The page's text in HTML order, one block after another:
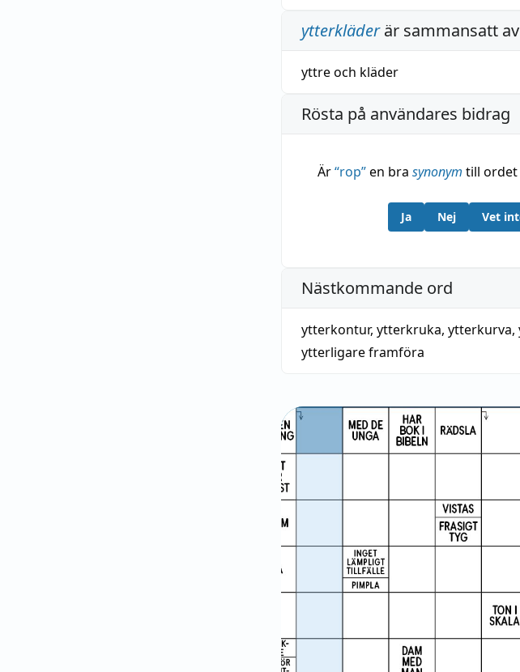
ytterkläderär sammansatt av
yttreoch kläder
Rösta på användares bidrag
Är“rop”en bra synonym till ordet
Ja Nej Vet
Nästkommande ord
ytterkontur, ytterkruka, ytterkurva,
ytterligare framföra